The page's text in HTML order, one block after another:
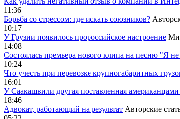
11:36
Борьба со стрессом: где искать союзников?
10:17
У Грузии появилось пророссийское настроение
14:08
Cостоялась премьера нового клипа на песню "Я
10:24
Что учесть при перевозке крупногабаритных
16:01
У Саакашвили другая поставленная американцами
18:46
Адвокат, работающий на результат Авторские